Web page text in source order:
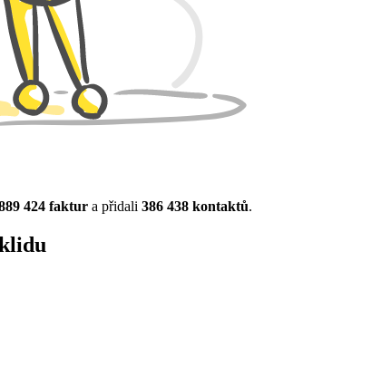
424 faktur a přidali 386 438 kontaktů.